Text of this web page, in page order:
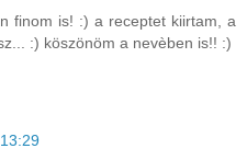
finom is! :) a receptet kiirtam, a
:) köszönöm a nevèben is!! :)